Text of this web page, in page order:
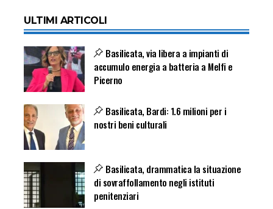
ULTIMI ARTICOLI
Basilicata, via libera a impianti di
accumulo energia a batteria a Melfi e
Picerno
Basilicata, Bardi: 1.6 milioni per i
nostri beni culturali
Basilicata, drammatica la situazione
di sovraffollamento negli istituti
penitenziari